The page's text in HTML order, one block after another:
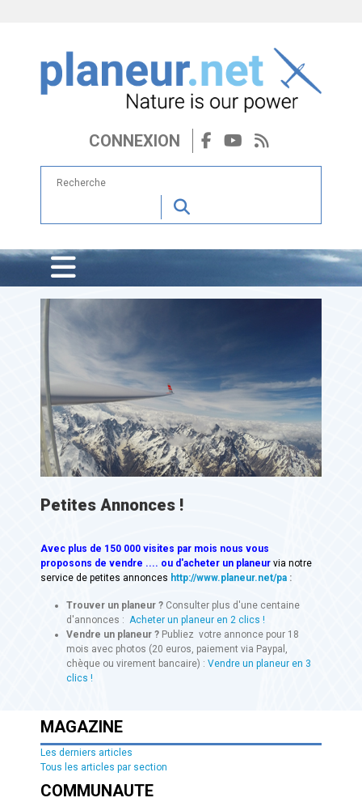
CONNEXION
Petites Annonces !
Avec plus de 150 000 visites par mois nous vous
proposons de vendre .... ou d'acheter un planeur via notre
service de petites annonces http://www.planeur.net/pa :
Trouver un planeur ? Consulter plus d'une centaine
d'annonces : Acheter un planeur en 2 clics !
Vendre un planeur ? Publiez votre annonce pour 18
mois avec photos (20 euros, paiement via Paypal,
chèque ou virement bancaire) : Vendre un planeur en 3
clics !
MAGAZINE
Les derniers articles
Tous les articles par section
COMMUNAUTE